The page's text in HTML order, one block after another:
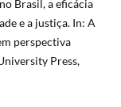
no Brasil, a eficácia
e a justiça. In: A
perspectiva
Press,